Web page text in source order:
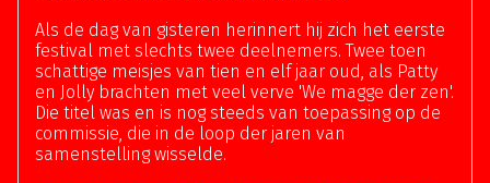
Als de dag van gisteren herinnert hij zich het eerste
festival met slechts twee deelnemers. Twee toen
schattige meisjes van tien en elf jaar oud, als Patty
en Jolly brachten met veel verve 'We magge der zen'.
Die titel was en is nog steeds van toepassing op de
commissie, die in de loop der jaren van
samenstelling wisselde.